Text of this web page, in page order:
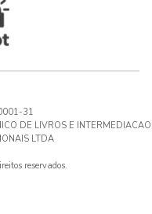
31
DE LIVROS E INTERMEDIACAO
LTDA
reservados.